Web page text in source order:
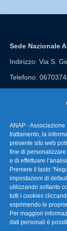
ANAP -
trattamento, la
presente sito web
fine di
e di effettuare
Premere il tasto
impostazioni di
utilizzando soltanto
tutti i cookies
esprimendo le
Per maggiori
dati personali è
Sede Nazionale
Indirizzo: Via S.
Telefono:
FAQ –
La nostra
Link Utili
TG
Privacy &